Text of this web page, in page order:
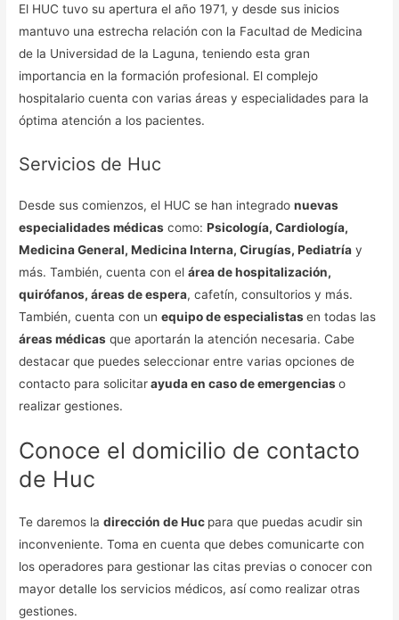
El HUC tuvo su apertura el año 1971, y desde sus inicios
mantuvo una estrecha relación con la Facultad de Medicina
de la Universidad de la Laguna, teniendo esta gran
importancia en la formación profesional. El complejo
hospitalario cuenta con varias áreas y especialidades para la
óptima atención a los pacientes.
Servicios de Huc
Desde sus comienzos, el HUC se han integradonuevas
especialidades médicas como:Psicología, Cardiología,
Medicina General, Medicina Interna, Cirugías, Pediatría y
más. También, cuenta con elárea de hospitalización,
quirófanos, áreas de espera, cafetín, consultorios y más.
También, cuenta con unequipo de especialistasen todas las
áreas médicas que aportarán la atención necesaria. Cabe
destacar que puedes seleccionar entre varias opciones de
contacto para solicitarayuda en caso de emergenciaso
realizar gestiones.
Conoce el domicilio de contacto
de Huc
Te daremos ladirección de Huc para que puedas acudir sin
inconveniente. Toma en cuenta que debes comunicarte con
los operadores para gestionar las citas previas o conocer con
mayor detalle los servicios médicos, así como realizar otras
gestiones.